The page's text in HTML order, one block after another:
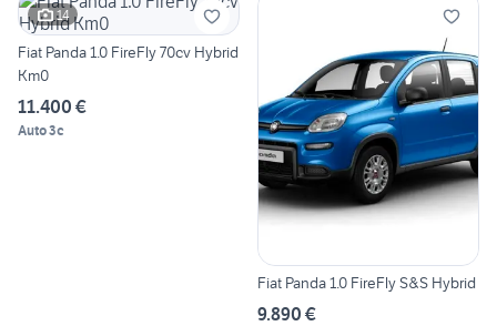
14
Fiat Panda 1.0 FireFly 70cv Hybrid
Km0
11.400 €
Auto 3c
Fiat Panda 1.0 FireFly S&S Hybrid
9.890 €